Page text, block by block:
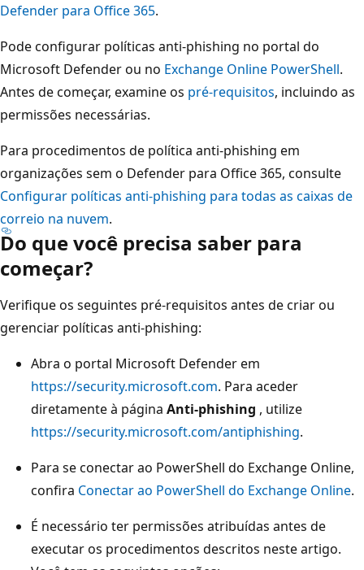
Defender para Office 365.
Pode configurar políticas anti-phishing no portal do
Microsoft Defender ou no Exchange Online PowerShell.
Antes de começar, examine os pré-requisitos, incluindo as
permissões necessárias.
Para procedimentos de política anti-phishing em
organizações sem o Defender para Office 365, consulte
Configurar políticas anti-phishing para todas as caixas de
correio na nuvem.
Do que você precisa saber para
começar?
Verifique os seguintes pré-requisitos antes de criar ou
gerenciar políticas anti-phishing:
Abra o portal Microsoft Defender em
https://security.microsoft.com. Para aceder
diretamente à página Anti-phishing , utilize
https://security.microsoft.com/antiphishing.
Para se conectar ao PowerShell do Exchange Online,
confira Conectar ao PowerShell do Exchange Online.
É necessário ter permissões atribuídas antes de
executar os procedimentos descritos neste artigo.